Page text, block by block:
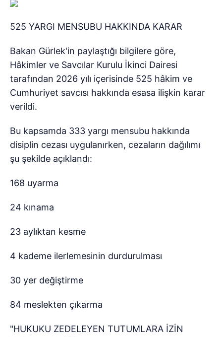
525 YARGI MENSUBU HAKKINDA KARAR
Bakan Gürlek'in paylaştığı bilgilere göre,
Hâkimler ve Savcılar Kurulu İkinci Dairesi
tarafından 2026 yılı içerisinde 525 hâkim ve
Cumhuriyet savcısı hakkında esasa ilişkin karar
verildi.
Bu kapsamda 333 yargı mensubu hakkında
disiplin cezası uygulanırken, cezaların dağılımı
şu şekilde açıklandı:
168 uyarma
24 kınama
23 aylıktan kesme
4 kademe ilerlemesinin durdurulması
30 yer değiştirme
84 meslekten çıkarma
"HUKUKU ZEDELEYEN TUTUMLARA İZİN